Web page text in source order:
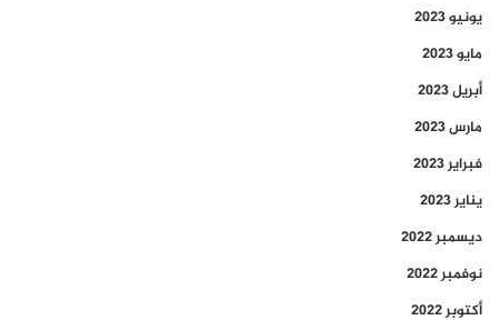
يونيو 2023
مايو 2023
أبريل 2023
مارس 2023
فبراير 2023
يناير 2023
ديسمبر 2022
نوفمبر 2022
أكتوبر 2022